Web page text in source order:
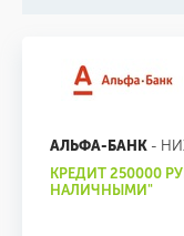
АЛЬФА-БАНК -
КРЕДИТ 250000
НАЛИЧНЫМИ"